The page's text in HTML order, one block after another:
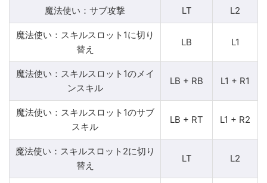
魔法使い：サブ攻撃 LT L2
魔法使い：スキルスロット1に切り
替え
LB L1
魔法使い：スキルスロット1のメイ
ンスキル
LB + RB L1 + R1
魔法使い：スキルスロット1のサブ
スキル
LB + RT L1 + R2
魔法使い：スキルスロット2に切り
替え
LT L2